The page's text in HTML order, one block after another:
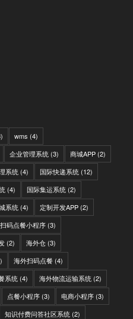
wms (4)
企业管理系统 (3) 商城APP(2)
系统 (4) 国际快递系统 (12)
(4) 国际集运系统 (2)
系统 (4) 定制开发APP(2)
扫码点餐小程序(3)
(2) 海外仓(3)
海外扫码点餐(4)
系统 (4) 海外物流运输系统 (2)
点餐小程序(3) 电商小程序(3)
知识付费问答社区系统 (2)